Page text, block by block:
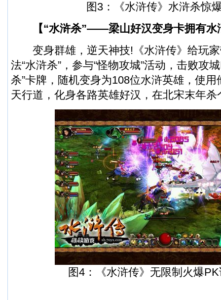
图3：《水浒传》水浒杀惊
【“水浒杀”——梁山好汉变身卡拥有水
变身群雄，逆天神技!《水浒传》给玩家
法“水浒杀”，参与“怪物攻城”活动，击败攻
杀”卡牌，随机变身为108位水浒英雄，使用
天行道，化身各路英雄好汉，在北宋末年杀
图4：《水浒传》无限制火爆